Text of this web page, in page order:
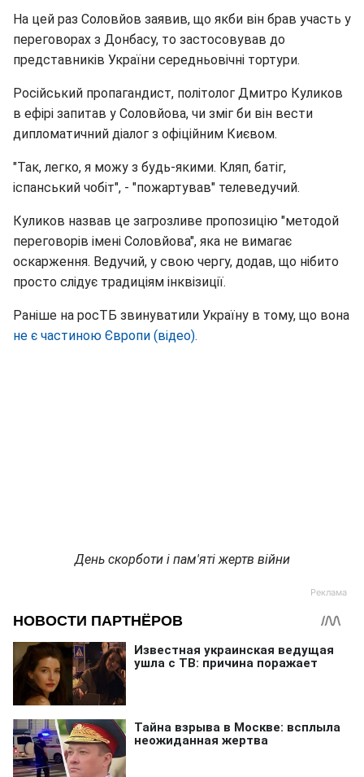
На цей раз Соловйов заявив, що якби він брав участь у
переговорах з Донбасу, то застосовував до
представників України середньовічні тортури.
Російський пропагандист, політолог Дмитро Куликов
в ефірі запитав у Соловйова, чи зміг би він вести
дипломатичний діалог з офіційним Києвом.
"Так, легко, я можу з будь-якими. Кляп, батіг,
іспанський чобіт", - "пожартував" телеведучий.
Куликов назвав це загрозливе пропозицію "методой
переговорів імені Соловйова", яка не вимагає
оскарження. Ведучий, у свою чергу, додав, що нібито
просто слідує традиціям інквізиції.
Раніше на росТБ звинуватили Україну в тому, що вона
не є частиною Європи (відео).
День скорботи і пам'яті жертв війни